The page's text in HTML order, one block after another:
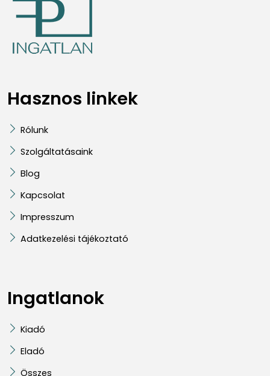
Hasznos linkek
Rólunk
Szolgáltatásaink
Blog
Kapcsolat
Impresszum
Adatkezelési tájékoztató
Ingatlanok
Kiadó
Eladó
Összes